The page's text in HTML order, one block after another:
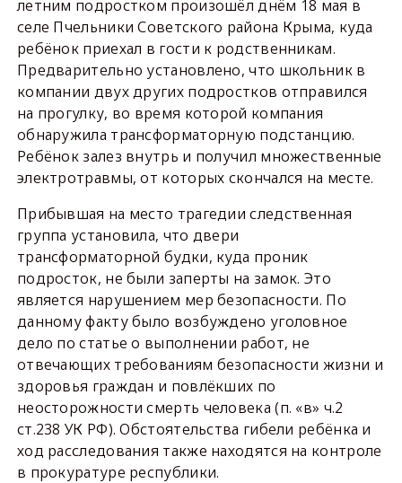
летним подростком произошёл днём 18 мая в
селе Пчельники Советского района Крыма, куда
ребёнок приехал в гости к родственникам.
Предварительно установлено, что школьник в
компании двух других подростков отправился
на прогулку, во время которой компания
обнаружила трансформаторную подстанцию.
Ребёнок залез внутрь и получил множественные
электротравмы, от которых скончался на месте.
Прибывшая на место трагедии следственная
группа установила, что двери
трансформаторной будки, куда проник
подросток, не были заперты на замок. Это
является нарушением мер безопасности. По
данному факту было возбуждено уголовное
дело по статье о выполнении работ, не
отвечающих требованиям безопасности жизни и
здоровья граждан и повлёкших по
неосторожности смерть человека (п. «в» ч.2
ст.238 УК РФ). Обстоятельства гибели ребёнка и
ход расследования также находятся на контроле
в прокуратуре республики.